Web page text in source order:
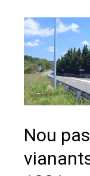
Nou